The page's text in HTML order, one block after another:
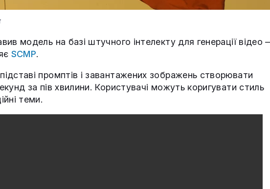
модель на базі штучного інтелекту для генерації відео
SCMP.
промптів і завантажених зображень створювати
за пів хвилини. Користувачі можуть коригувати стиль
теми.